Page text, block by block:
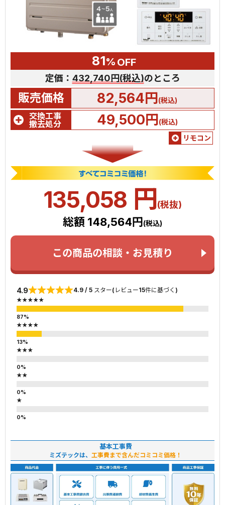
81% OFF
定価： 432,740円(税込)のところ
販売価格 82,564円(税込)
交換工事
撤去処分
49,500円(税込)
リモコン
135,058 円(税抜)
総額 148,564円 (税込)
この商品の相談・お見積り
4.9 4.9 / 5 スター(レビュー15件に基づく)
★★★★★
★★★★
★★★
★★
★
基本工事費
ミズテックは、 工事費まで含んだコミコミ価格！